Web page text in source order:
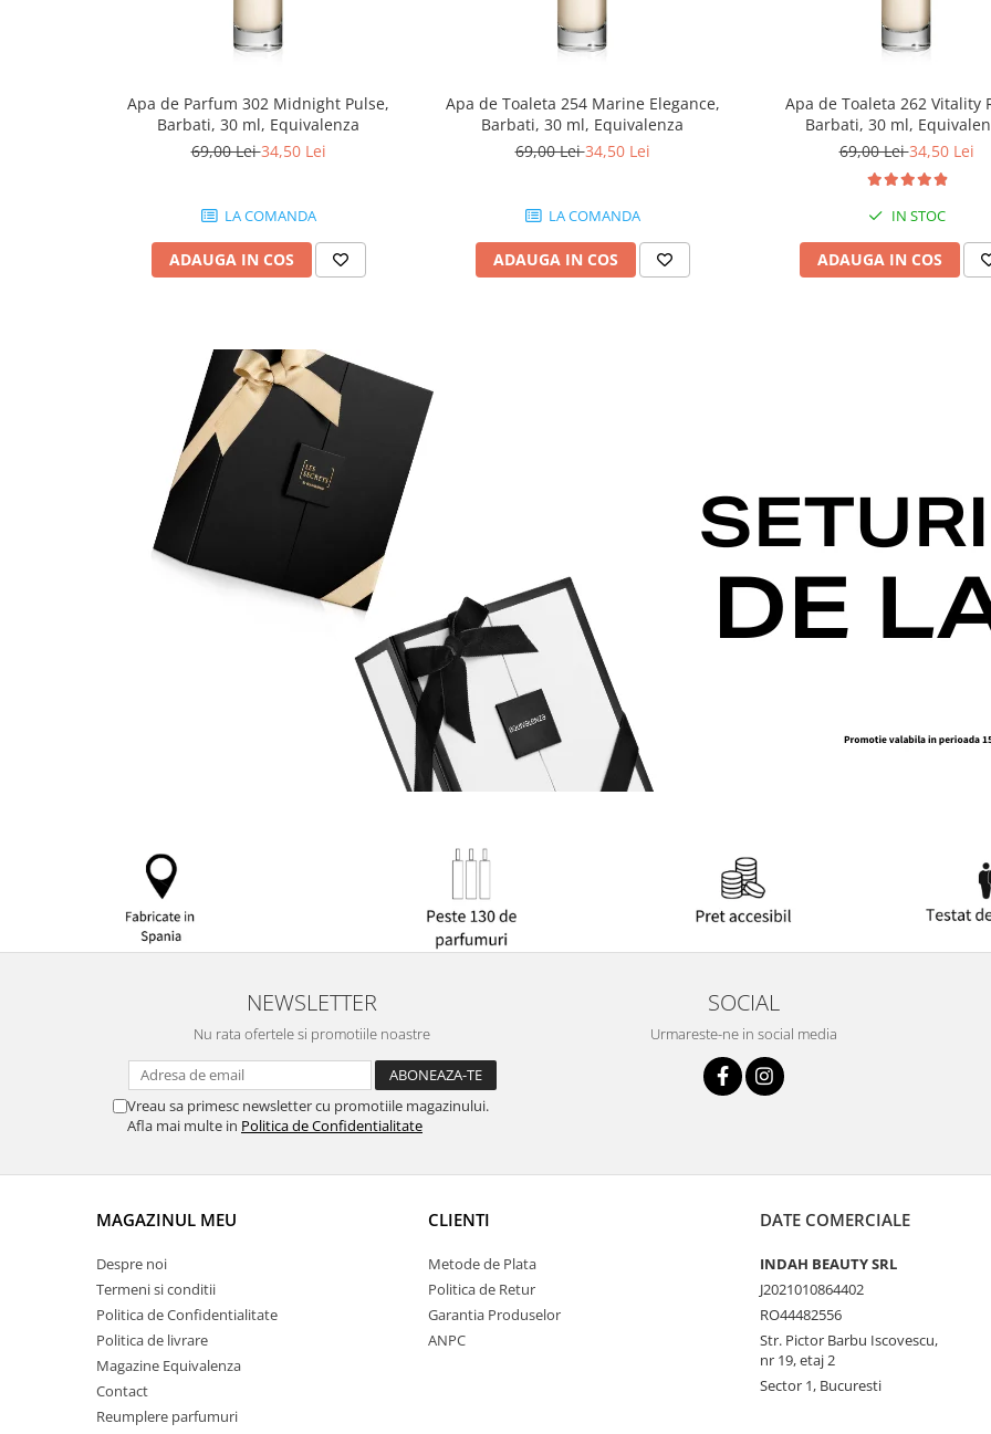
Apa de Parfum 302 Midnight Pulse,
Barbati, 30 ml, Equivalenza
69,00 Lei34,50 Lei
LA COMANDA
ADAUGA IN COS
Apa de Toaleta 254 Marine Elegance,
Barbati, 30 ml, Equivalenza
69,00 Lei34,50 Lei
LA COMANDA
ADAUGA IN COS
Apa de Toaleta 262 Vitality
Barbati, 30 ml,
69,00 Lei34,50 Lei
IN STOC
ADAUGA IN COS
NEWSLETTER
Nu rata ofertele si promotiile noastre
Vreau sa primesc newsletter cu promotiile magazinului.
Afla mai multe in Politica de Confidentialitate
SOCIAL
Urmareste-ne in social media
MAGAZINUL MEU
Despre noi
Termeni si conditii
Politica de Confidentialitate
Politica de livrare
Magazine Equivalenza
Contact
Reumplere parfumuri
CLIENTI
Metode de Plata
Politica de Retur
Garantia Produselor
ANPC
DATE COMERCIALE
INDAH BEAUTY SRL
J2021010864402
RO44482556
Str. Pictor Barbu Iscovescu,
nr 19, etaj 2
Sector 1, Bucuresti